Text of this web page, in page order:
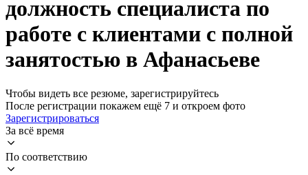
должность специалиста по
работе с клиентами с полной
занятостью в Афанасьеве
Чтобы видеть все резюме, зарегистрируйтесь
После регистрации покажем ещё 7 и откроем фото
Зарегистрироваться
За всё время
По соответствию